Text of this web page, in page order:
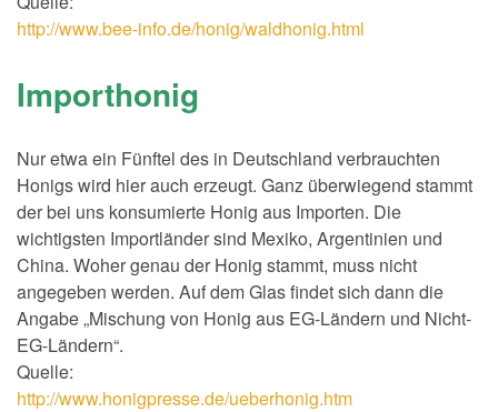
http://www.bee-info.de/honig/waldhonig.html
Importhonig
Nur etwa ein Fünftel des in Deutschland verbrauchten
Honigs wird hier auch erzeugt. Ganz überwiegend stammt
der bei uns konsumierte Honig aus Importen. Die
wichtigsten Importländer sind Mexiko, Argentinien und
China. Woher genau der Honig stammt, muss nicht
angegeben werden. Auf dem Glas findet sich dann die
Angabe „Mischung von Honig aus EG-Ländern und Nicht-
EG-Ländern“.
Quelle:
http://www.honigpresse.de/ueberhonig.htm